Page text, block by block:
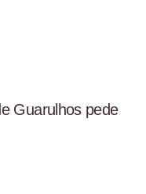
Guarulhos pede